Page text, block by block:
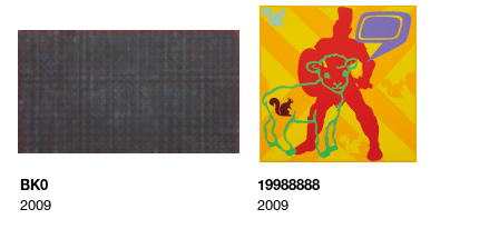
잡한 층위(layer)를 만들기 시작했다. 따라서 결과물은, 제프 쿤스(Jeff
Koons)의 회화 연작 <이지펀-이더리얼(Easyfun-Ethereal)>처럼 상호 무
관하면서도 유관한 이미지들이 서로 엎치고 겹치는 괴이한 형상이 됐
다. 2007년 개인전 <홈스위트홈(Home Sweet Home)>(프로젝트스페이
스 사루비아)에서 첫 선을 뵌 ‘딩뱃 회화’ 연작은 대부분 해독이 불가능
한 제목을 달았더랬다. 하지만, 알파벳으로 구성된 제목을 자판으로 두
드려보면 특정한 의미가 나타나기도 한다. 예를 들어, 대형 아크릴 회화
가가 유사 문자적 의미체계를 구성해놓았으나, 해묵은 예술가들의 낭만
/upload/artworks/pa30_artist_MeeNaPark_title_BK0.jpg
BK0
MeeNa Park
2009
BK0
2009
Acrylic on canvas
90 x 160 cm
BK0
2009
1670
/upload/artworks/
19988888
MeeNa Park
2009
19988888
2009
Acrylic on canvas
158 x 158 cm
19988888
2009